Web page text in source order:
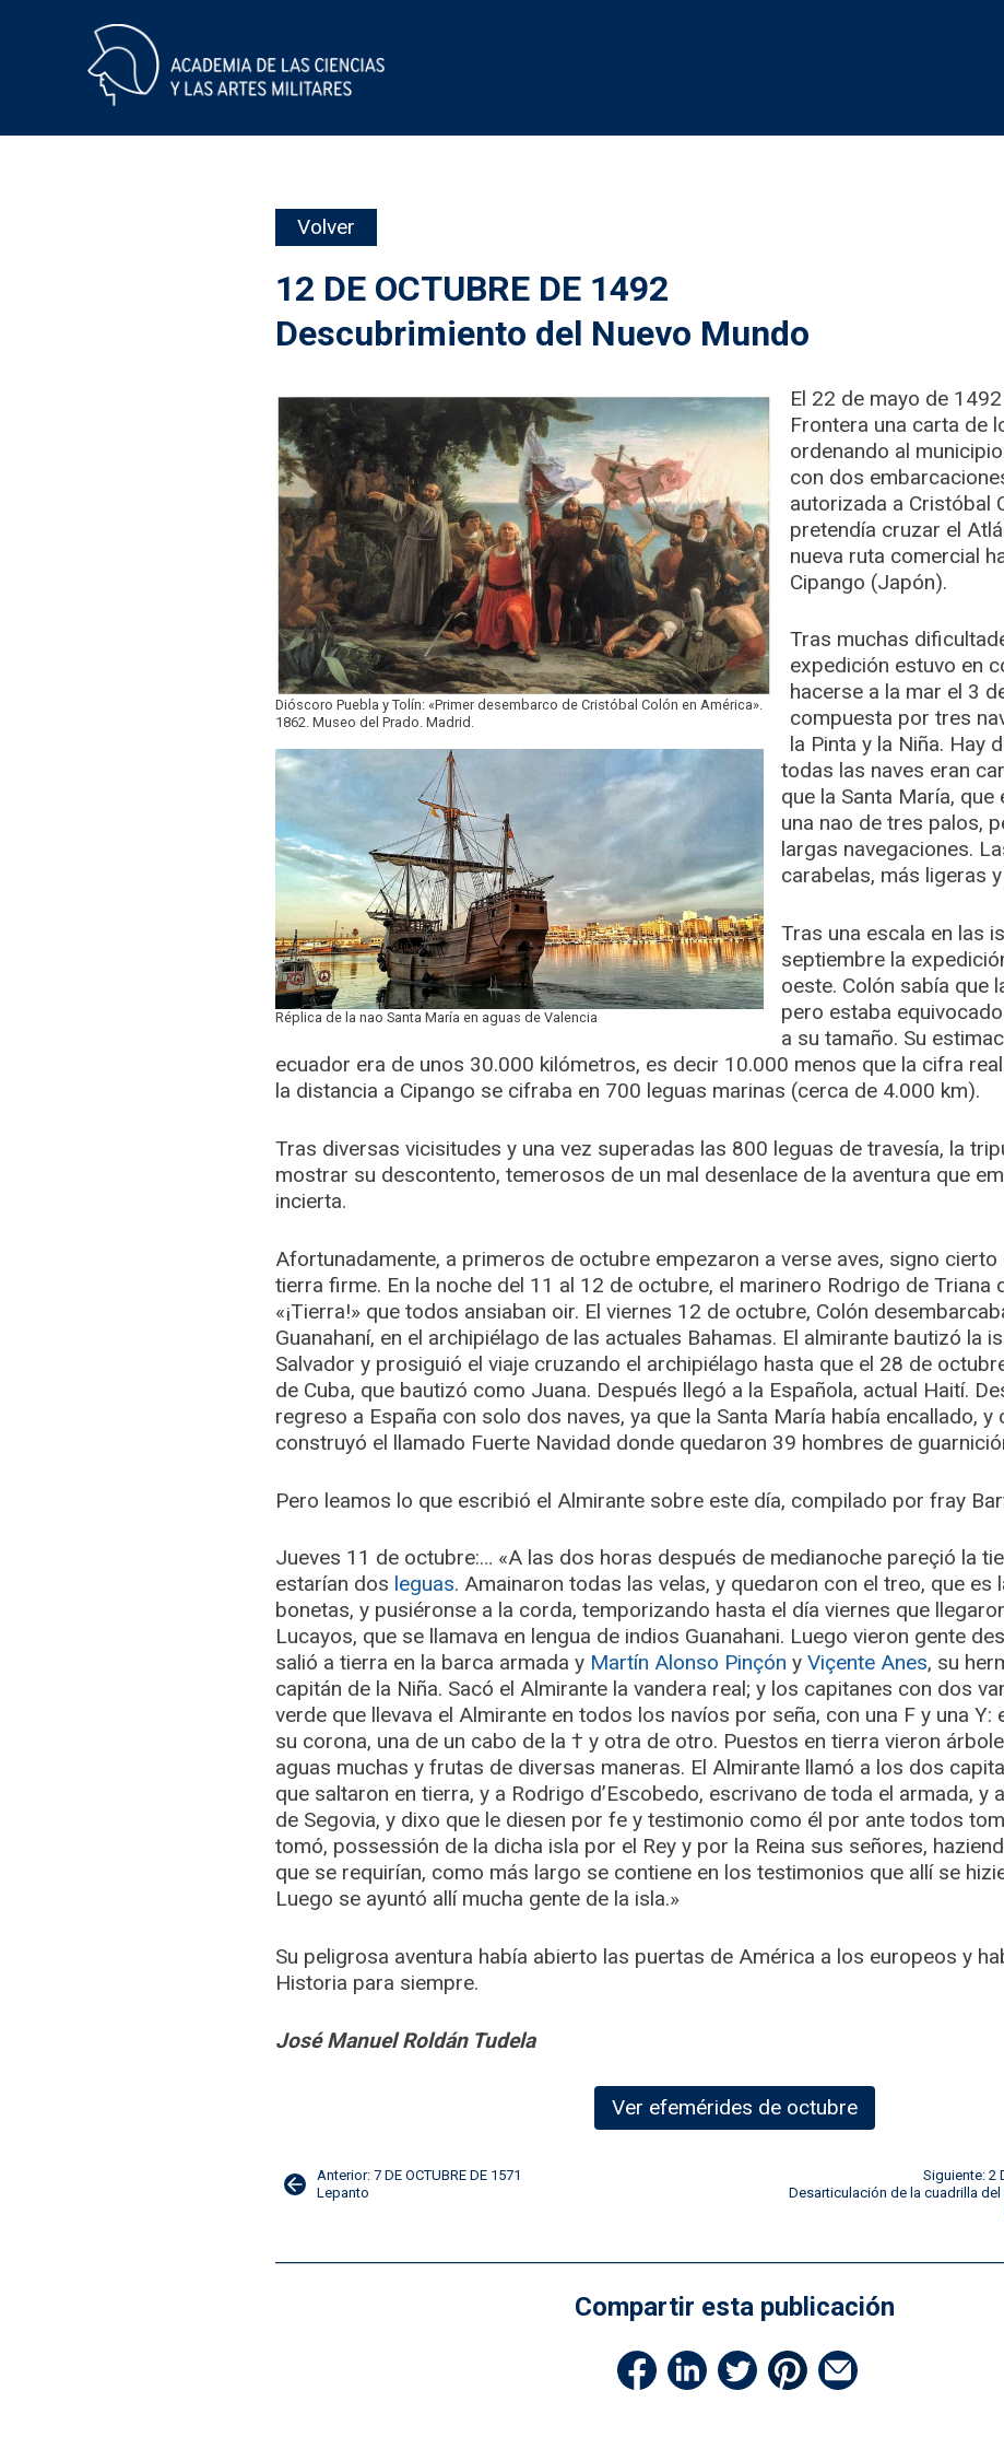
Volver
12 DE OCTUBRE DE 1492
Descubrimiento del Nuevo Mundo
Dióscoro Puebla y Tolín: «Primer desembarco de Cristóbal Colón en América».
1862. Museo del Prado. Madrid.
Réplica de la nao Santa María en aguas de Valencia
El 22 de mayo de
Frontera una carta de
ordenando al
con dos
autorizada a Cristóbal
pretendía cruzar el
nueva ruta comercial
Cipango (Japón).
Tras muchas
expedición estuvo en
hacerse a la mar el 3
compuesta por tres
la Pinta y la Niña. Hay
todas las naves eran
que la Santa María, que
una nao de tres palos,
largas navegaciones.
carabelas, más ligeras
Tras una escala en las
septiembre la
oeste. Colón sabía que
pero estaba
a su tamaño. Su
ecuador era de unos 30.000 kilómetros, es decir 10.000 menos que la cifra
la distancia a Cipango se cifraba en 700 leguas marinas (cerca de 4.000 km).
Tras diversas vicisitudes y una vez superadas las 800 leguas de travesía, la
mostrar su descontento, temerosos de un mal desenlace de la aventura que
incierta.
Afortunadamente, a primeros de octubre empezaron a verse aves, signo
tierra firme. En la noche del 11 al 12 de octubre, el marinero Rodrigo de Triana
«¡Tierra!» que todos ansiaban oir. El viernes 12 de octubre, Colón
Guanahaní, en el archipiélago de las actuales Bahamas. El almirante bautizó la
Salvador y prosiguió el viaje cruzando el archipiélago hasta que el 28 de
de Cuba, que bautizó como Juana. Después llegó a la Española, actual Haití.
regreso a España con solo dos naves, ya que la Santa María había encallado,
construyó el llamado Fuerte Navidad donde quedaron 39 hombres de
Pero leamos lo que escribió el Almirante sobre este día, compilado por fray
Jueves 11 de octubre:… «A las dos horas después de medianoche pareçió la
estarían dos leguas. Amainaron todas las velas, y quedaron con el treo, que es
bonetas, y pusiéronse a la corda, temporizando hasta el día viernes que
Lucayos, que se llamava en lengua de indios Guanahani. Luego vieron gente
salió a tierra en la barca armada y Martín Alonso Pinçón y Viçente Anes, su
capitán de la Niña. Sacó el Almirante la vandera real; y los capitanes con dos
verde que llevava el Almirante en todos los navíos por seña, con una F y una Y:
su corona, una de un cabo de la † y otra de otro. Puestos en tierra vieron
aguas muchas y frutas de diversas maneras. El Almirante llamó a los dos
que saltaron en tierra, y a Rodrigo d’Escobedo, escrivano de toda el armada, y
de Segovia, y dixo que le diesen por fe y testimonio como él por ante todos
tomó, possessión de la dicha isla por el Rey y por la Reina sus señores,
que se requirían, como más largo se contiene en los testimonios que allí se
Luego se ayuntó allí mucha gente de la isla.»
Su peligrosa aventura había abierto las puertas de América a los europeos y
Historia para siempre.
José Manuel Roldán Tudela
Ver efemérides de octubre
Navegación
entradas
Anterior: 7 DE OCTUBRE DE 1571
Lepanto
Siguiente: 2
Desarticulación de la cuadrilla
Compartir esta publicación